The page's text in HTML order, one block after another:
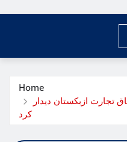
Home
تجارت ازبکستان دیدار
کرد